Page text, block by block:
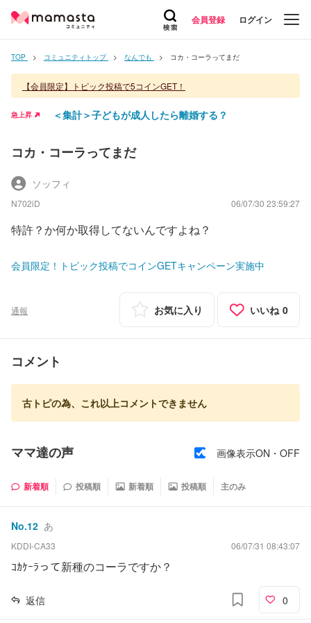
会員登録 ログイン
TOP コミュニティトップ なんでも コカ・コーラってまだ
【会員限定】トピック投稿で5コインGET！
急上昇 ＜集計＞子どもが成人したら離婚する？
コカ・コーラってまだ
ソッフィ
N702iD 06/07/30 23:59:27
特許？か何か取得してないんですよね？
会員限定！トピック投稿でコインGETキャンペーン実施中
通報 お気に入り いいね 0
コメント
古トピの為、これ以上コメントできません
ママ達の声 画像表示ON・OFF
新着順 投稿順 新着順 投稿順 主のみ
No.12 あ
KDDI-CA33 06/07/31 08:43:07
ｺｶｹｰﾗって新種のコーラですか？
返信 0